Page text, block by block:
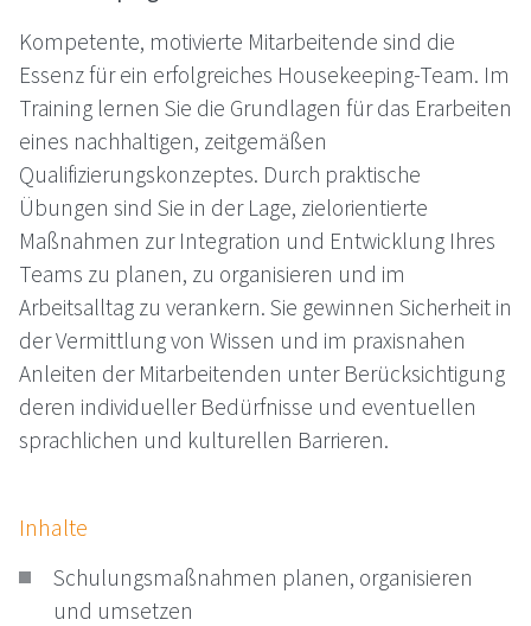
Kompetente, motivierte Mitarbeitende sind die
Essenz für ein erfolgreiches Housekeeping-Team. Im
Training lernen Sie die Grundlagen für das Erarbeiten
eines nachhaltigen, zeitgemäßen
Qualifizierungskonzeptes. Durch praktische
Übungen sind Sie in der Lage, zielorientierte
Maßnahmen zur Integration und Entwicklung Ihres
Teams zu planen, zu organisieren und im
Arbeitsalltag zu verankern. Sie gewinnen Sicherheit in
der Vermittlung von Wissen und im praxisnahen
Anleiten der Mitarbeitenden unter Berücksichtigung
deren individueller Bedürfnisse und eventuellen
sprachlichen und kulturellen Barrieren.
Inhalte
Schulungsmaßnahmen planen, organisieren
und umsetzen